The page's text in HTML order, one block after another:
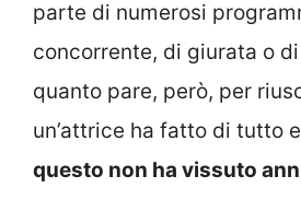
parte di numerosi
concorrente, di giurata o
quanto pare, però, per
un’attrice ha fatto di tutto
questo non ha vissuto